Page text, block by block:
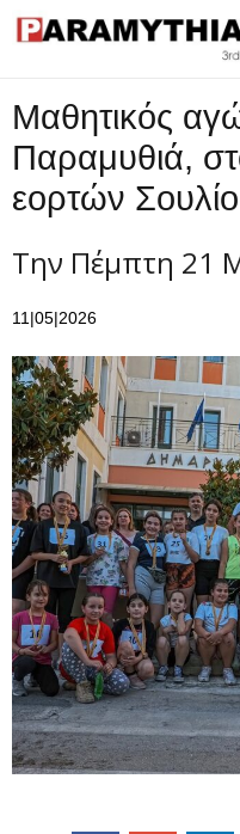
Ροή
Επικοινωνία
Μαθητικός
Παραμυθιά,
εορτών
Την Πέμπτη 21
11|05|2026